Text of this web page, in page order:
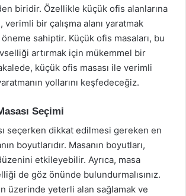
biridir. Özellikle küçük ofis alanlarına
bir çalışma alanı yaratmak
sahiptir. Küçük ofis masaları, bu
artırmak için mükemmel bir
küçük ofis masası ile verimli
yollarını keşfedeceğiz.
Seçimi
seçerken dikkat edilmesi gereken en
boyutlarıdır. Masanın boyutları,
etkileyebilir. Ayrıca, masa
de göz önünde bulundurmalısınız.
üzerinde yeterli alan sağlamak ve